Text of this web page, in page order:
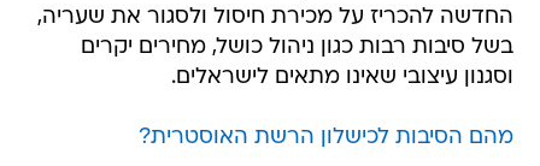
החדשה להכריז על מכירת חיסול ולסגור את שעריה,
בשל סיבות רבות כגון ניהול כושל, מחירים יקרים
וסגנון עיצובי שאינו מתאים לישראלים.
מהם הסיבות לכישלון הרשת האוסטרית?